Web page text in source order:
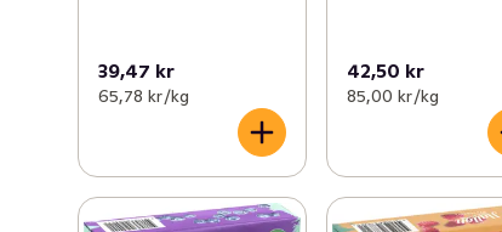
39,47 kr
65,78 kr /kg
42,50 kr
85,00 kr /kg